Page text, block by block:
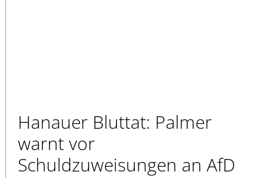
Hanauer Bluttat: Palmer
warnt vor
Schuldzuweisungen an AfD